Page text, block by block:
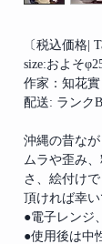
〔税込価格|
size:およそ
作家：知花實
配送: ランクB
沖縄の昔な
ムラや歪み
さ、絵付け
頂ければ幸い
●電子レンジ
●使用後は中